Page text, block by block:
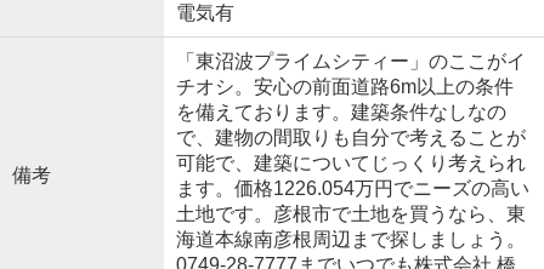
電気有
備考
「東沼波プライムシティー」のここがイ
チオシ。安心の前面道路6m以上の条件
を備えております。建築条件なしなの
で、建物の間取りも自分で考えることが
可能で、建築についてじっくり考えられ
ます。価格1226.054万円でニーズの高い
土地です。彦根市で土地を買うなら、東
海道本線南彦根周辺まで探しましょう。
0749-28-7777までいつでも株式会社 橋